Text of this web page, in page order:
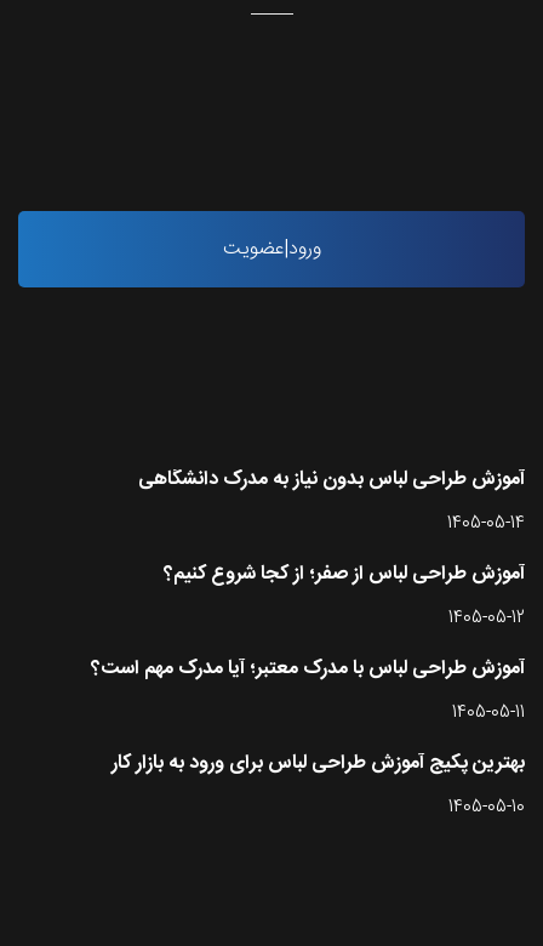
ورود|عضویت
آموزش طراحی لباس بدون نیاز به مدرک دانشگاهی
1405-05-14
آموزش طراحی لباس از صفر؛ از کجا شروع کنیم؟
1405-05-12
آموزش طراحی لباس با مدرک معتبر؛ آیا مدرک مهم است؟
1405-05-11
بهترین پکیج آموزش طراحی لباس برای ورود به بازار کار
1405-05-10